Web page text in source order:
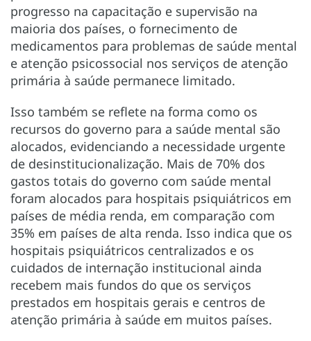
progresso na capacitação e supervisão na
maioria dos países, o fornecimento de
medicamentos para problemas de saúde mental
e atenção psicossocial nos serviços de atenção
primária à saúde permanece limitado.
Isso também se reflete na forma como os
recursos do governo para a saúde mental são
alocados, evidenciando a necessidade urgente
de desinstitucionalização. Mais de 70% dos
gastos totais do governo com saúde mental
foram alocados para hospitais psiquiátricos em
países de média renda, em comparação com
35% em países de alta renda. Isso indica que os
hospitais psiquiátricos centralizados e os
cuidados de internação institucional ainda
recebem mais fundos do que os serviços
prestados em hospitais gerais e centros de
atenção primária à saúde em muitos países.